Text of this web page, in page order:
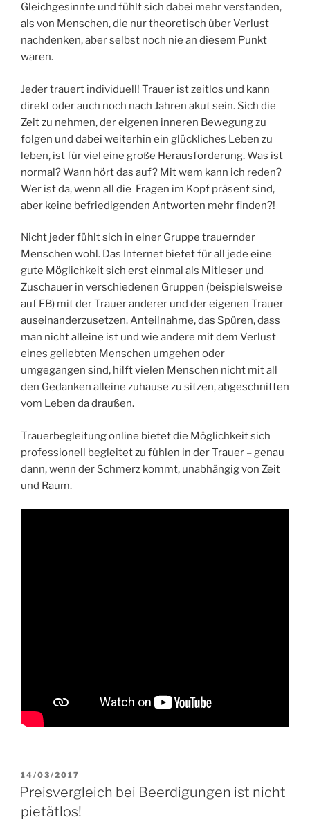
Gleichgesinnte und fühlt sich dabei mehr verstanden,
als von Menschen, die nur theoretisch über Verlust
nachdenken, aber selbst noch nie an diesem Punkt
waren.
Jeder trauert individuell! Trauer ist zeitlos und kann
direkt oder auch noch nach Jahren akut sein. Sich die
Zeit zu nehmen, der eigenen inneren Bewegung zu
folgen und dabei weiterhin ein glückliches Leben zu
leben, ist für viel eine große Herausforderung. Was ist
normal? Wann hört das auf? Mit wem kann ich reden?
Wer ist da, wenn all die Fragen im Kopf präsent sind,
aber keine befriedigenden Antworten mehr finden?!
Nicht jeder fühlt sich in einer Gruppe trauernder
Menschen wohl. Das Internet bietet für all jede eine
gute Möglichkeit sich erst einmal als Mitleser und
Zuschauer in verschiedenen Gruppen (beispielsweise
auf FB) mit der Trauer anderer und der eigenen Trauer
auseinanderzusetzen. Anteilnahme, das Spüren, dass
man nicht alleine ist und wie andere mit dem Verlust
eines geliebten Menschen umgehen oder
umgegangen sind, hilft vielen Menschen nicht mit all
den Gedanken alleine zuhause zu sitzen, abgeschnitten
vom Leben da draußen.
Trauerbegleitung online bietet die Möglichkeit sich
professionell begleitet zu fühlen in der Trauer – genau
dann, wenn der Schmerz kommt, unabhängig von Zeit
und Raum.
VERÖFFENTLICHT
AM
14/03/2017
Preisvergleich bei Beerdigungen ist nicht
pietätlos!